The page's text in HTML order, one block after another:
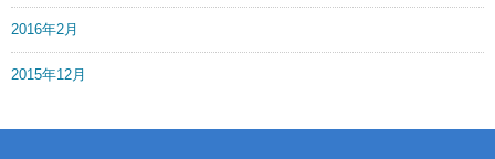
2016年2月
2015年12月